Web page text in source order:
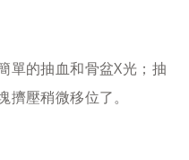
單的抽血和骨盆X光；抽
壓稍微移位了。